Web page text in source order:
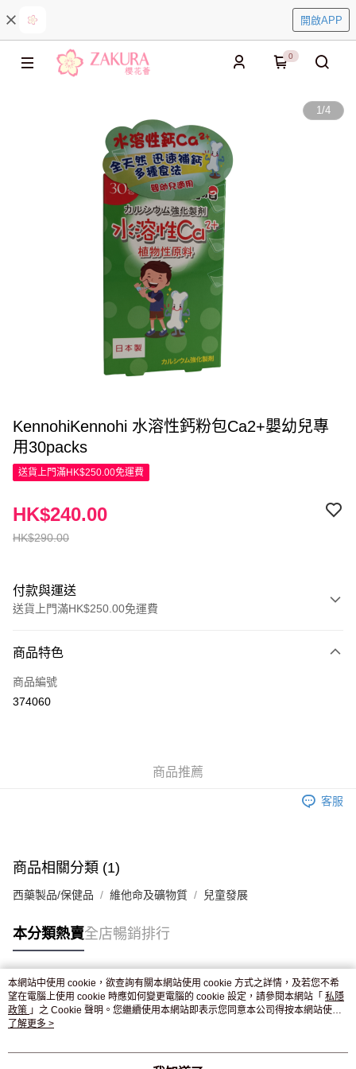
開啟APP
0
1/4
KennohiKennohi 水溶性鈣粉包Ca2+嬰幼兒專
用30packs
送貨上門滿HK$250.00免運費
HK$290.00
HK$240.00
付款與運送
送貨上門滿HK$250.00免運費
信用卡
Apple Pay
付款後門市自取，訂單確認後2-4個工作天到店，7天內取。逾期後
商品特色
商品編號
374060
商品推薦
客服
商品相關分類 (1)
西藥製品/保健品 維他命及礦物質 兒童發展
本分類熱賣全店暢銷排行
熱門標籤
熱銷排行
本網站中使用 cookie，欲查詢有關本網站使用 cookie 方式之詳情，及若您不希
望在電腦上使用 cookie 時應如何變更電腦的 cookie 設定，請參閱本網站「 私隱
政策 」之 Cookie 聲明。您繼續使用本網站即表示您同意本公司得按本網站使用
條款之 Cookie 聲明使用 cookie。
了解更多 >